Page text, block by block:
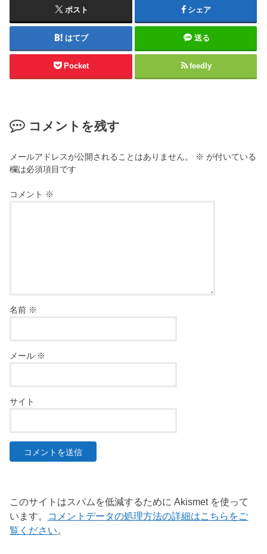
ポスト シェア
はてブ 送る
Pocket feedly
コメントを残す
メールアドレスが公開されることはありません。 ※ が付いている
欄は必須項目です
コメント ※
名前 ※
メール ※
サイト
このサイトはスパムを低減するために Akismet を使って
います。 コメントデータの処理方法の詳細はこちらをご
覧ください。